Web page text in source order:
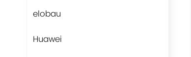
elobau
Huawei